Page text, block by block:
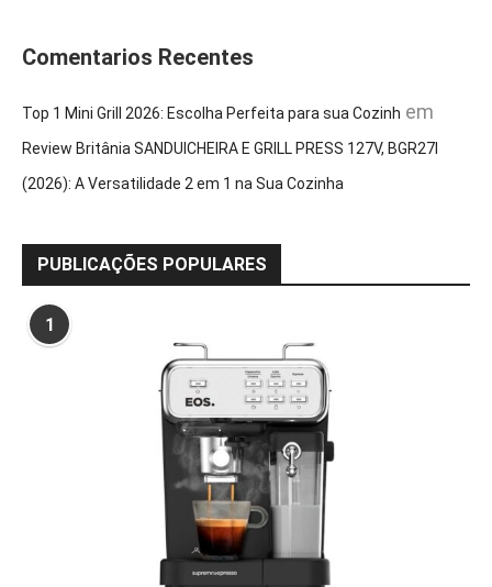
Comentarios Recentes
Top 1 Mini Grill 2026: Escolha Perfeita para sua Cozinh em
Review Britânia SANDUICHEIRA E GRILL PRESS 127V, BGR27I
(2026): A Versatilidade 2 em 1 na Sua Cozinha
PUBLICAÇÕES POPULARES
1